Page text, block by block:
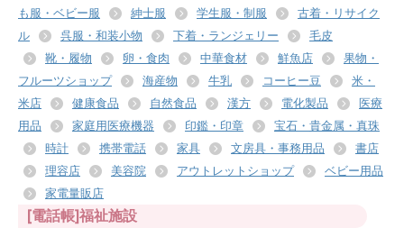
も服・ベビー服
紳士服 学生服・制服
古着・リサイク
ル
呉服・和装小物 下着・ランジェリー
毛皮
靴・履物
卵・食肉 中華食材 鮮魚店
果物・
フルーツショップ
海産物 牛乳 コーヒー豆
米・
米店
健康食品 自然食品 漢方 電化製品
医療
用品
家庭用医療機器 印鑑・印章
宝石・貴金属・真珠
時計
携帯電話 家具 文房具・事務用品
書店
理容店
美容院 アウトレットショップ
ベビー用品
家電量販店
[電話帳]福祉施設